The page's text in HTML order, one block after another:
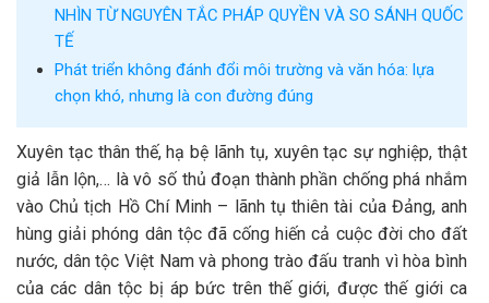
NHÌN TỪ NGUYÊN TẮC PHÁP QUYỀN VÀ SO SÁNH QUỐC
TẾ
Phát triển không đánh đổi môi trường và văn hóa: lựa
chọn khó, nhưng là con đường đúng
Xuyên tạc thân thế, hạ bệ lãnh tụ, xuyên tạc sự nghiệp, thật
giả lẫn lộn,… là vô số thủ đoạn thành phần chống phá nhắm
vào Chủ tịch Hồ Chí Minh – lãnh tụ thiên tài của Đảng, anh
hùng giải phóng dân tộc đã cống hiến cả cuộc đời cho đất
nước, dân tộc Việt Nam và phong trào đấu tranh vì hòa bình
của các dân tộc bị áp bức trên thế giới, được thế giới ca